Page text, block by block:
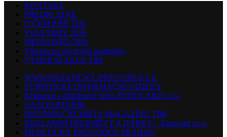
KONTAKT
PŘEDPLATNÉ
O ČEM PÍŠE TIM
VELETRHY 2026
MEDIAINFO 2026
Všeobecné obchodní podmínky
VÝHERNÍ AKCE TIM
WWW.PRAKTICKÝ-PRŮVODCE.CZ
TURISTICKÉ INFORMAČNÍ VIZITKY
Reklamní a distribuční firma EUROCARD s.r.o.
NAŠI PARTNEŘI
DISTRIBUČNÍ MÍSTA MAGAZÍNU TIM
REKLAMNÍ PŘEDMĚTY A DÁRKY – Eurocard s.r.o.
PRAKTICKÝ PRŮVODCE PRAHOU